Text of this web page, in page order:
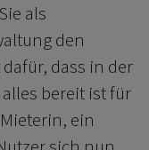
als
den
dass in der
bereit ist für
ein